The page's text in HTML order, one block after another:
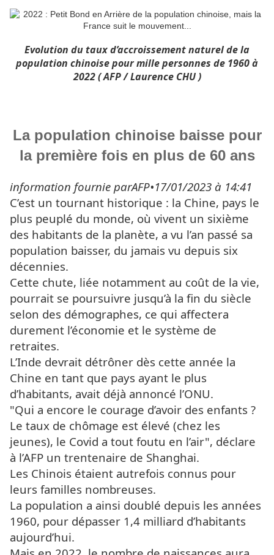
Evolution du taux d’accroissement naturel de la
population chinoise pour mille personnes de 1960 à
2022 ( AFP / Laurence CHU )
La population chinoise baisse pour
la première fois en plus de 60 ans
information fournie parAFP•17/01/2023 à 14:41
C’est un tournant historique : la Chine, pays le
plus peuplé du monde, où vivent un sixième
des habitants de la planète, a vu l’an passé sa
population baisser, du jamais vu depuis six
décennies.
Cette chute, liée notamment au coût de la vie,
pourrait se poursuivre jusqu’à la fin du siècle
selon des démographes, ce qui affectera
durement l’économie et le système de
retraites.
L’Inde devrait détrôner dès cette année la
Chine en tant que pays ayant le plus
d’habitants, avait déjà annoncé l’ONU.
"Qui a encore le courage d’avoir des enfants ?
Le taux de chômage est élevé (chez les
jeunes), le Covid a tout foutu en l’air", déclare
à l’AFP un trentenaire de Shanghai.
Les Chinois étaient autrefois connus pour
leurs familles nombreuses.
La population a ainsi doublé depuis les années
1960, pour dépasser 1,4 milliard d’habitants
aujourd’hui.